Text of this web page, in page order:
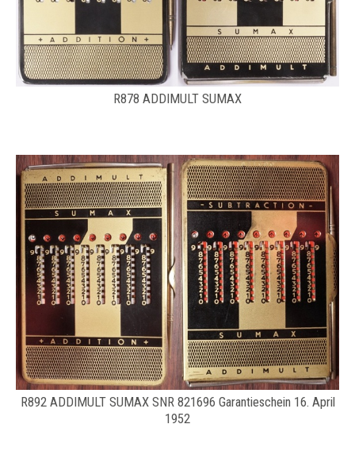
R878 ADDIMULT SUMAX
R892 ADDIMULT SUMAX SNR 821696 Garantieschein 16. April
1952